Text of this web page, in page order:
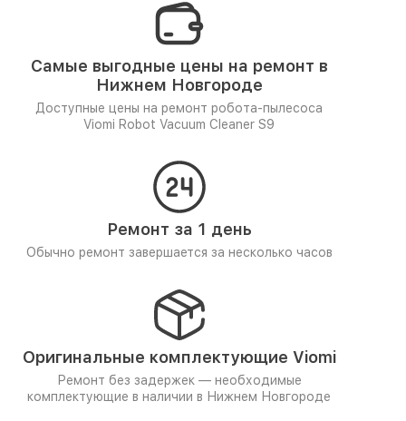
Самые выгодные цены на ремонт в
Нижнем Новгороде
Доступные цены на ремонт робота-пылесоса
Viomi Robot Vacuum Cleaner S9
Ремонт за 1 день
Обычно ремонт завершается за несколько часов
Оригинальные комплектующие Viomi
Ремонт без задержек — необходимые
комплектующие в наличии в Нижнем Новгороде